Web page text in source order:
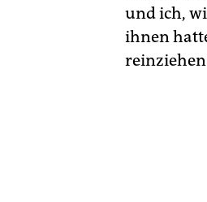
und ich,
ihnen